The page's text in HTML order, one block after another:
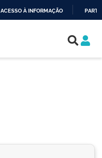
ACESSO À INFORMAÇÃO